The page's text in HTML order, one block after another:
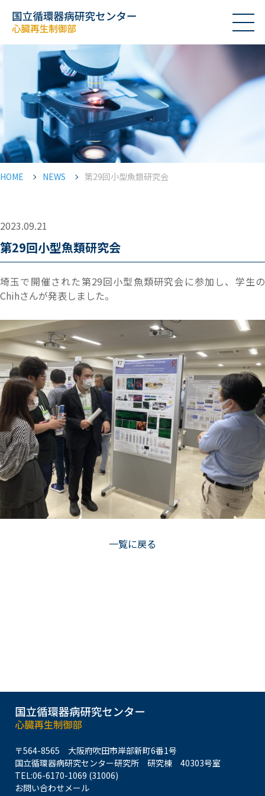
HOME NEWS 第29回小型魚類研究会
2023.09.21
第29回小型魚類研究会
埼玉で開催された第29回小型魚類研究会に参加し、学生の
Chihさんが発表しました。
一覧に戻る
〒564-8565 大阪府吹田市岸部新町6番1号
国立循環器病研究センター研究所 研究棟 40303号室
TEL:06-6170-1069 (31006)
お問い合わせメール